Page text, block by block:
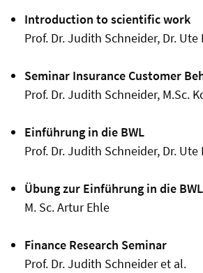
Introduction to scientific work
Prof. Dr. Judith Schneider, Dr. Ute
Seminar Insurance Customer
Prof. Dr. Judith Schneider, M.Sc.
Einführung in die BWL
Prof. Dr. Judith Schneider, Dr. Ute
Übung zur Einführung in die BWL
M. Sc. Artur Ehle
Finance Research Seminar
Prof. Dr. Judith Schneider et al.